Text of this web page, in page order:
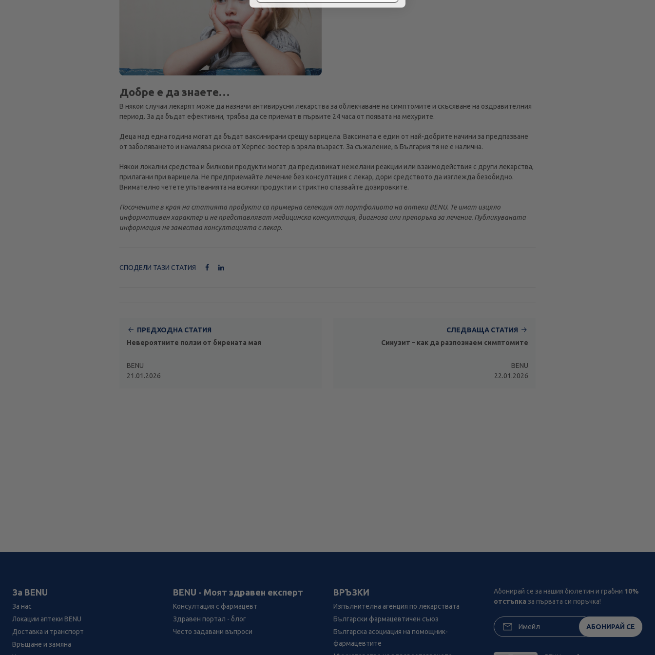
Добре е да знаете…
В някои случаи лекарят може да назначи антивирусни лекарства за облекчаване на симптомите и скъсяване на оздравителния
период. За да бъдат ефективни, трябва да се приемат в първите 24 часа от появата на мехурите.
Деца над една година могат да бъдат ваксинирани срещу варицела. Ваксината е един от най-добрите начини за предпазване
от заболяването и намалява риска от Херпес-зостер в зряла възраст. За съжаление, в България тя не е налична.
Някои локални средства и билкови продукти могат да предизвикат нежелани реакции или взаимодействия с други лекарства,
прилагани при варицела. Не предприемайте лечение без консултация с лекар, дори средството да изглежда безобидно.
Внимателно четете упътванията на всички продукти и стриктно спазвайте дозировките.
Посочените в края на статията продукти са примерна селекция от портфолиото на аптеки BENU. Те имат изцяло
информативен характер и не представляват медицинска консултация, диагноза или препоръка за лечение. Публикуваната
информация не замества консултацията с лекар.
СПОДЕЛИ ТАЗИ СТАТИЯ
ПРЕДХОДНА СТАТИЯ
Невероятните ползи от бирената мая
BENU
21.01.2026
СЛЕДВАЩА СТАТИЯ
Синузит – как да разпознаем симптомите
BENU
22.01.2026
За BENU
За нас
Локации аптеки BENU
Доставка и транспорт
Връщане и замяна
BENU - Моят здравен експерт
Консултация с фармацевт
Здравен портал - блог
Често задавани въпроси
ВРЪЗКИ
Изпълнителна агенция по лекарствата
Български фармацевтичен съюз
Българска асоциация на помощник-
фармацевтите
Абонирай се за нашия бюлетин и грабни 10%
отстъпка за първата си поръчка!
АБОНИРАЙ СЕ